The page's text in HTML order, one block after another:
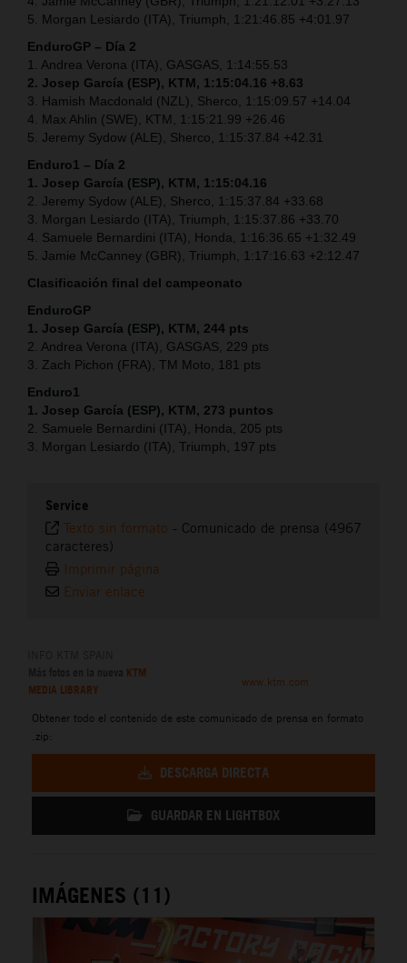
5. Morgan Lesiardo (ITA), Triumph, 1:21:46.85 +4:01.97
EnduroGP – Día 2
1. Andrea Verona (ITA), GASGAS, 1:14:55.53
2. Josep García (ESP), KTM, 1:15:04.16 +8.63
3. Hamish Macdonald (NZL), Sherco, 1:15:09.57 +14.04
4. Max Ahlin (SWE), KTM, 1:15:21.99 +26.46
5. Jeremy Sydow (ALE), Sherco, 1:15:37.84 +42.31
Enduro1 – Día 2
1. Josep García (ESP), KTM, 1:15:04.16
2. Jeremy Sydow (ALE), Sherco, 1:15:37.84 +33.68
3. Morgan Lesiardo (ITA), Triumph, 1:15:37.86 +33.70
4. Samuele Bernardini (ITA), Honda, 1:16:36.65 +1:32.49
5. Jamie McCanney (GBR), Triumph, 1:17:16.63 +2:12.47
Clasificación final del campeonato
EnduroGP
1. Josep García (ESP), KTM, 244 pts
2. Andrea Verona (ITA), GASGAS, 229 pts
3. Zach Pichon (FRA), TM Moto, 181 pts
Enduro1
1. Josep García (ESP), KTM, 273 puntos
2. Samuele Bernardini (ITA), Honda, 205 pts
3. Morgan Lesiardo (ITA), Triumph, 197 pts
Service
Texto sin formato - Comunicado de prensa (4967
caracteres)
Imprimir página
Enviar enlace
KTM
MEDIA LIBRARY
www.ktm.com
Obtener todo el contenido de este comunicado de prensa en formato
.zip:
DESCARGA DIRECTA
GUARDAR EN LIGHTBOX
IMÁGENES (11)